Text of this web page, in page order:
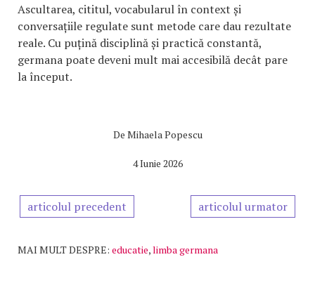
Ascultarea, cititul, vocabularul în context și
conversațiile regulate sunt metode care dau rezultate
reale. Cu puțină disciplină și practică constantă,
germana poate deveni mult mai accesibilă decât pare
la început.
De Mihaela Popescu
4 Iunie 2026
articolul precedent articolul urmator
MAI MULT DESPRE: educatie,limba germana